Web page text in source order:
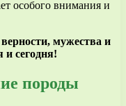
особого внимания и
мужества и
и сегодня!
породы